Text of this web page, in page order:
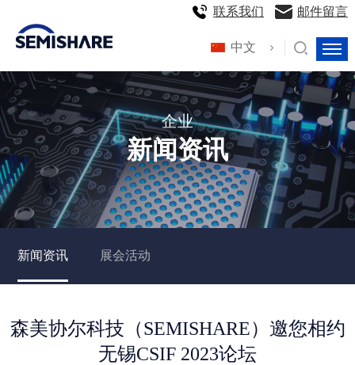
中文
联系我们 邮件留言
企业
新闻资讯
新闻资讯 展会活动
森美协尔科技（SEMISHARE）邀您相约
无锡CSIF 2023论坛